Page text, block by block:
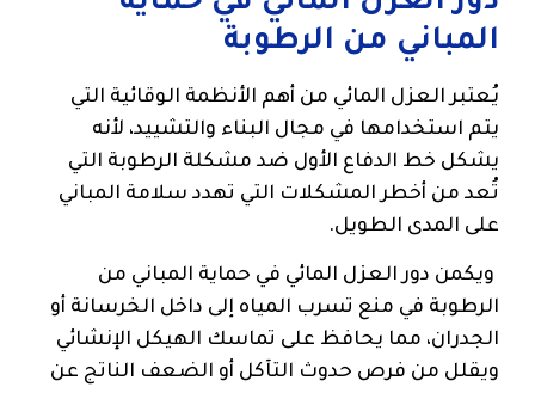
المباني من الرطوبة
يُعتبر العزل المائي من أهم الأنظمة الوقائية التي
يتم استخدامها في مجال البناء والتشييد، لأنه
يشكل خط الدفاع الأول ضد مشكلة الرطوبة التي
تُعد من أخطر المشكلات التي تهدد سلامة المباني
على المدى الطويل.
ويكمن دور العزل المائي في حماية المباني من
الرطوبة في منع تسرب المياه إلى داخل الخرسانة أو
الجدران، مما يحافظ على تماسك الهيكل الإنشائي
ويقلل من فرص حدوث التآكل أو الضعف الناتج عن